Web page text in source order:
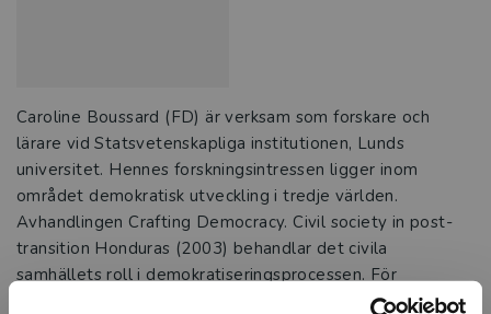
Caroline Boussard (FD) är verksam som forskare och
lärare vid Statsvetenskapliga institutionen, Lunds
universitet. Hennes forskningsintressen ligger inom
området demokratisk utveckling i tredje världen.
Avhandlingen Crafting Democracy. Civil society in post-
transition Honduras (2003) behandlar det civila
samhällets roll i demokratiseringsprocessen. För
närvarande forskar hon om rättssäkerhet i nya